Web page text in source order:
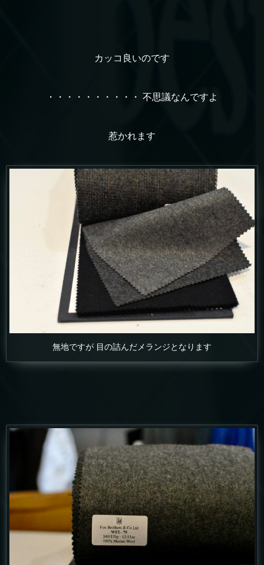
カッコ良いのです
・・・・・・・・・・ 不思議なんですよ
惹かれます
無地ですが 目の詰んだメランジとなります